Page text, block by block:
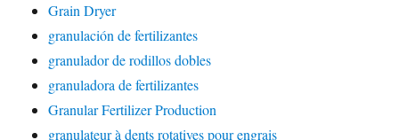
Grain Dryer
granulación de fertilizantes
granulador de rodillos dobles
granuladora de fertilizantes
Granular Fertilizer Production
granulateur à dents rotatives pour engrais